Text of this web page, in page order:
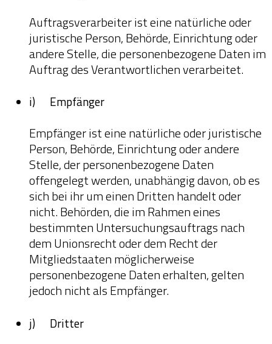
Auftragsverarbeiter ist eine natürliche oder
juristische Person, Behörde, Einrichtung oder
andere Stelle, die personenbezogene Daten im
Auftrag des Verantwortlichen verarbeitet.
i) Empfänger
Empfänger ist eine natürliche oder juristische
Person, Behörde, Einrichtung oder andere
Stelle, der personenbezogene Daten
offengelegt werden, unabhängig davon, ob es
sich bei ihr um einen Dritten handelt oder
nicht. Behörden, die im Rahmen eines
bestimmten Untersuchungsauftrags nach
dem Unionsrecht oder dem Recht der
Mitgliedstaaten möglicherweise
personenbezogene Daten erhalten, gelten
jedoch nicht als Empfänger.
j) Dritter